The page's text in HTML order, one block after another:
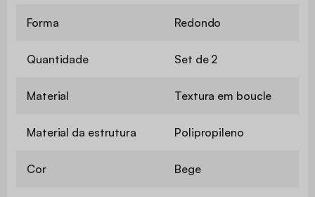
Forma Redondo
Quantidade Set de 2
Material Textura em boucle
Material da estrutura Polipropileno
Cor Bege